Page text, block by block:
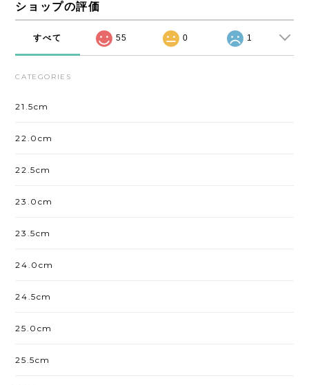
ショップの評価
すべて 55 0 1
CATEGORIES
21.5cm
22.0cm
22.5cm
23.0cm
23.5cm
24.0cm
24.5cm
25.0cm
25.5cm